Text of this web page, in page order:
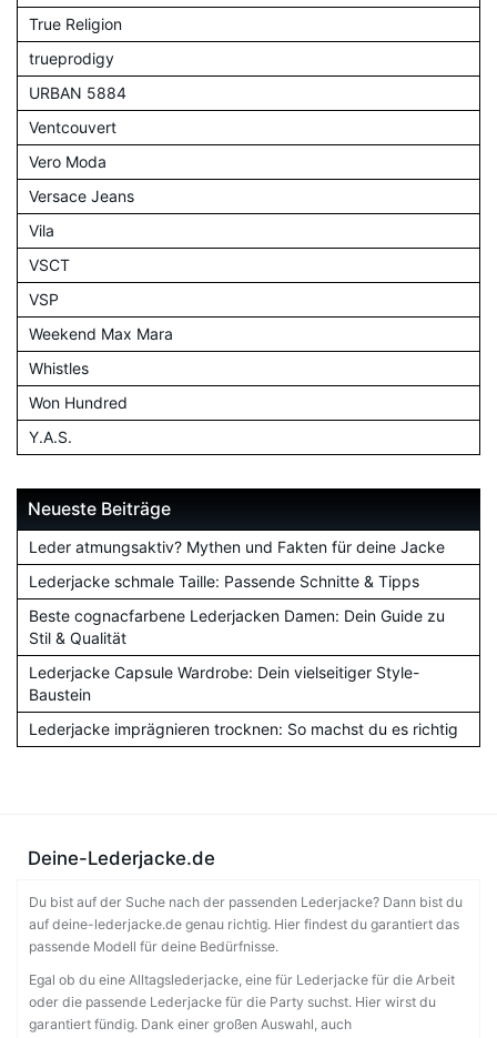
True Religion
trueprodigy
URBAN 5884
Ventcouvert
Vero Moda
Versace Jeans
Vila
VSCT
VSP
Weekend Max Mara
Whistles
Won Hundred
Y.A.S.
Neueste Beiträge
Leder atmungsaktiv? Mythen und Fakten für deine Jacke
Lederjacke schmale Taille: Passende Schnitte & Tipps
Beste cognacfarbene Lederjacken Damen: Dein Guide zu
Stil & Qualität
Lederjacke Capsule Wardrobe: Dein vielseitiger Style-
Baustein
Lederjacke imprägnieren trocknen: So machst du es richtig
Deine-Lederjacke.de
Du bist auf der Suche nach der passenden Lederjacke? Dann bist du
auf deine-lederjacke.de genau richtig. Hier findest du garantiert das
passende Modell für deine Bedürfnisse.
Egal ob du eine Alltagslederjacke, eine für Lederjacke für die Arbeit
oder die passende Lederjacke für die Party suchst. Hier wirst du
garantiert fündig. Dank einer großen Auswahl, auch